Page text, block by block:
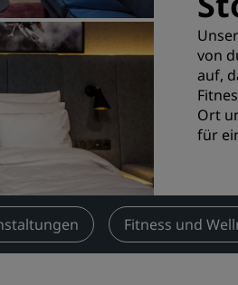
und
Sie Radisson Meetings
Meetingraum buchen
Sie ein Angebot an
suchen
von
auf,
Ort
für
Fitness und